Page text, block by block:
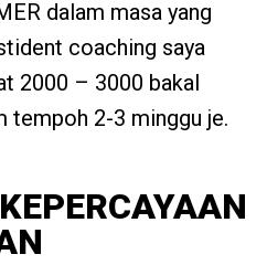
dalam masa yang
coaching saya
2000 – 3000 bakal
tempoh 2-3 minggu je.